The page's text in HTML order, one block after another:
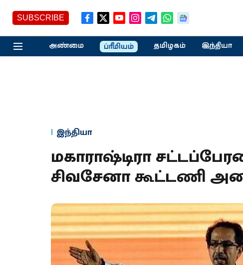
SUBSCRIBE
அண்மை ப்ரீமியம் தமிழகம் இந்தியா
இந்தியா
மகாராஷ்டிரா
சிவசேனா கூட்டணி